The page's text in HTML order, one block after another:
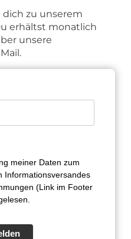
zu unserem
erhältst monatlich
unsere
meiner Daten zum
Informationsversandes
(Link im Footer